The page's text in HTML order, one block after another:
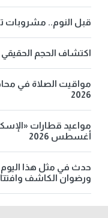
قبل النوم.. مشروبات
اكتشاف الحجم
2026
أغسطس 2026
ورضوان الكاشف